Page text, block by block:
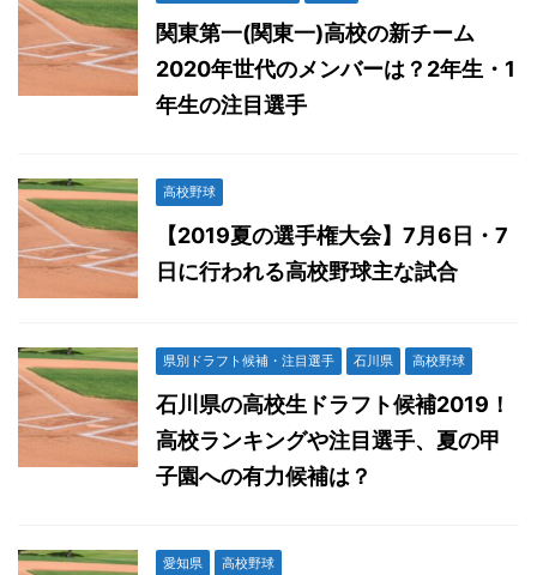
関東第一(関東一)高校の新チーム
2020年世代のメンバーは？2年生・1
年生の注目選手
高校野球
【2019夏の選手権大会】7月6日・7
日に行われる高校野球主な試合
県別ドラフト候補・注目選手 石川県 高校野球
石川県の高校生ドラフト候補2019！
高校ランキングや注目選手、夏の甲
子園への有力候補は？
愛知県 高校野球